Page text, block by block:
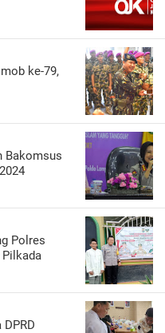
ke-79,
Bakomsus
Polres
Pilkada